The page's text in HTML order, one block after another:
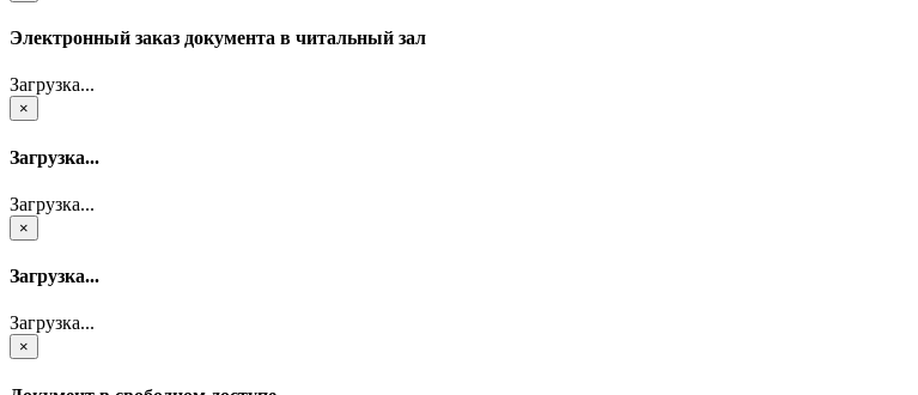
Электронный заказ документа в читальный зал
Загрузка...
×
Загрузка...
Загрузка...
×
Загрузка...
Загрузка...
×